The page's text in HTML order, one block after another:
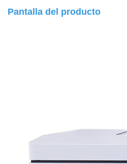
Pantalla del producto